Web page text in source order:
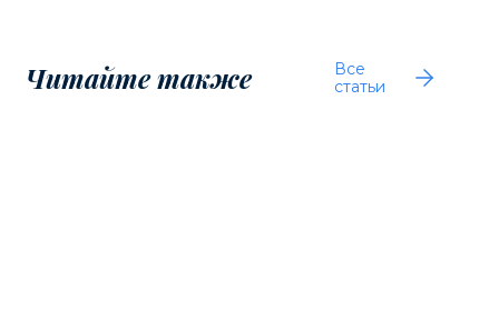
Читайте также
Все
статьи